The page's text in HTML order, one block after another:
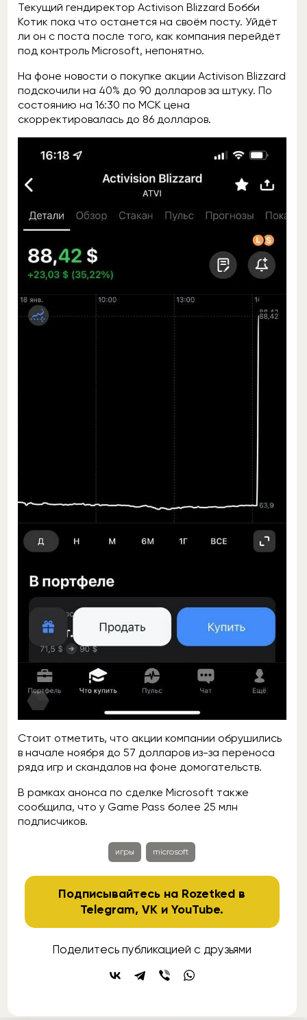
Текущий гендиректор Activison Blizzard Бобби
Котик пока что останется на своём посту. Уйдёт
ли он с поста после того, как компания перейдёт
под контроль Microsoft, непонятно.
На фоне новости о покупке акции Activison Blizzard
подскочили на 40% до 90 долларов за штуку. По
состоянию на 16:30 по МСК цена
скорректировалась до 86 долларов.
Стоит отметить, что акции компании обрушились
в начале ноября до 57 долларов из-за переноса
ряда игр и скандалов на фоне домогательств.
В рамках анонса по сделке Microsoft также
сообщила, что у Game Pass более 25 млн
подписчиков.
игры microsoft
Подписывайтесь на Rozetked в
Telegram,VK иYouTube.
Поделитесь публикацией с друзьями